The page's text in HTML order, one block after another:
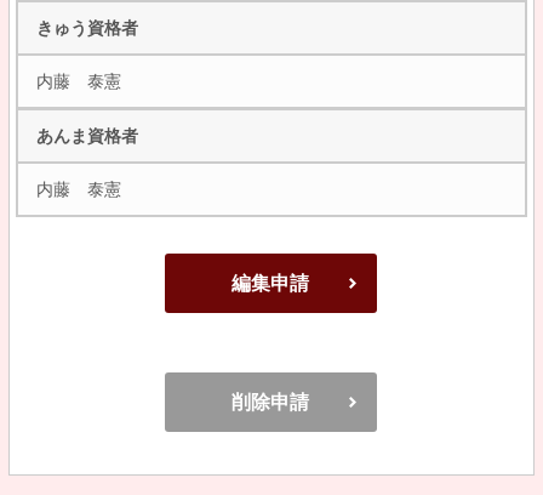
きゅう資格者
内藤 泰憲
あんま資格者
内藤 泰憲
編集申請
削除申請